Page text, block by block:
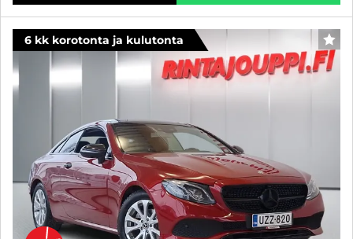
6 kk korotonta ja kulutonta